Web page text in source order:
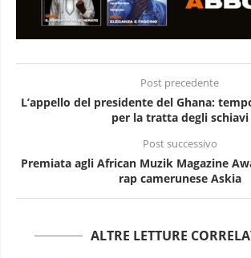
Post precedente
L’appello del presidente del Ghana:
per la tratta degli schiavi
Post successivo
Premiata agli African Muzik Magazine
rap camerunese Askia
ALTRE LETTURE